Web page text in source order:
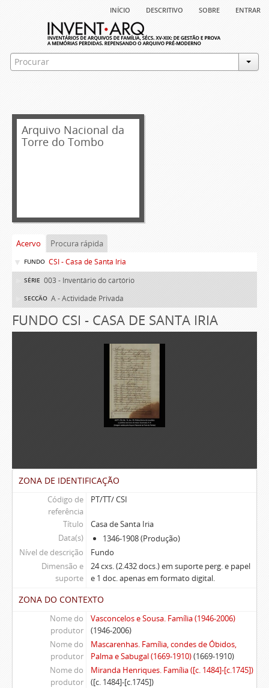
início descritivo sobre entrar
Arquivo Nacional da
Torre do Tombo
Acervo Procura rápida
FUNDO CSI - Casa de Santa Iria
SÉRIE 003 - Inventário do cartório
SECÇÃO A - Actividade Privada
FUNDO CSI - CASA DE SANTA IRIA
ZONA DE IDENTIFICAÇÃO
Código de
referência
PT/TT/ CSI
Título
Casa de Santa Iria
Data(s)
1346-1908 (Produção)
Nível de descrição
Fundo
Dimensão e
suporte
24 cxs. (2.432 docs.) em suporte perg. e papel
e 1 doc. apenas em formato digital.
ZONA DO CONTEXTO
Nome do
produtor
Vasconcelos e Sousa. Família (1946-2006)
(1946-2006)
Nome do
produtor
Mascarenhas. Família, condes de Óbidos,
Palma e Sabugal (1669-1910)(1669-1910)
Nome do
produtor
Miranda Henriques. Família ([c. 1484]-[c.1745])
([c. 1484]-[c.1745])